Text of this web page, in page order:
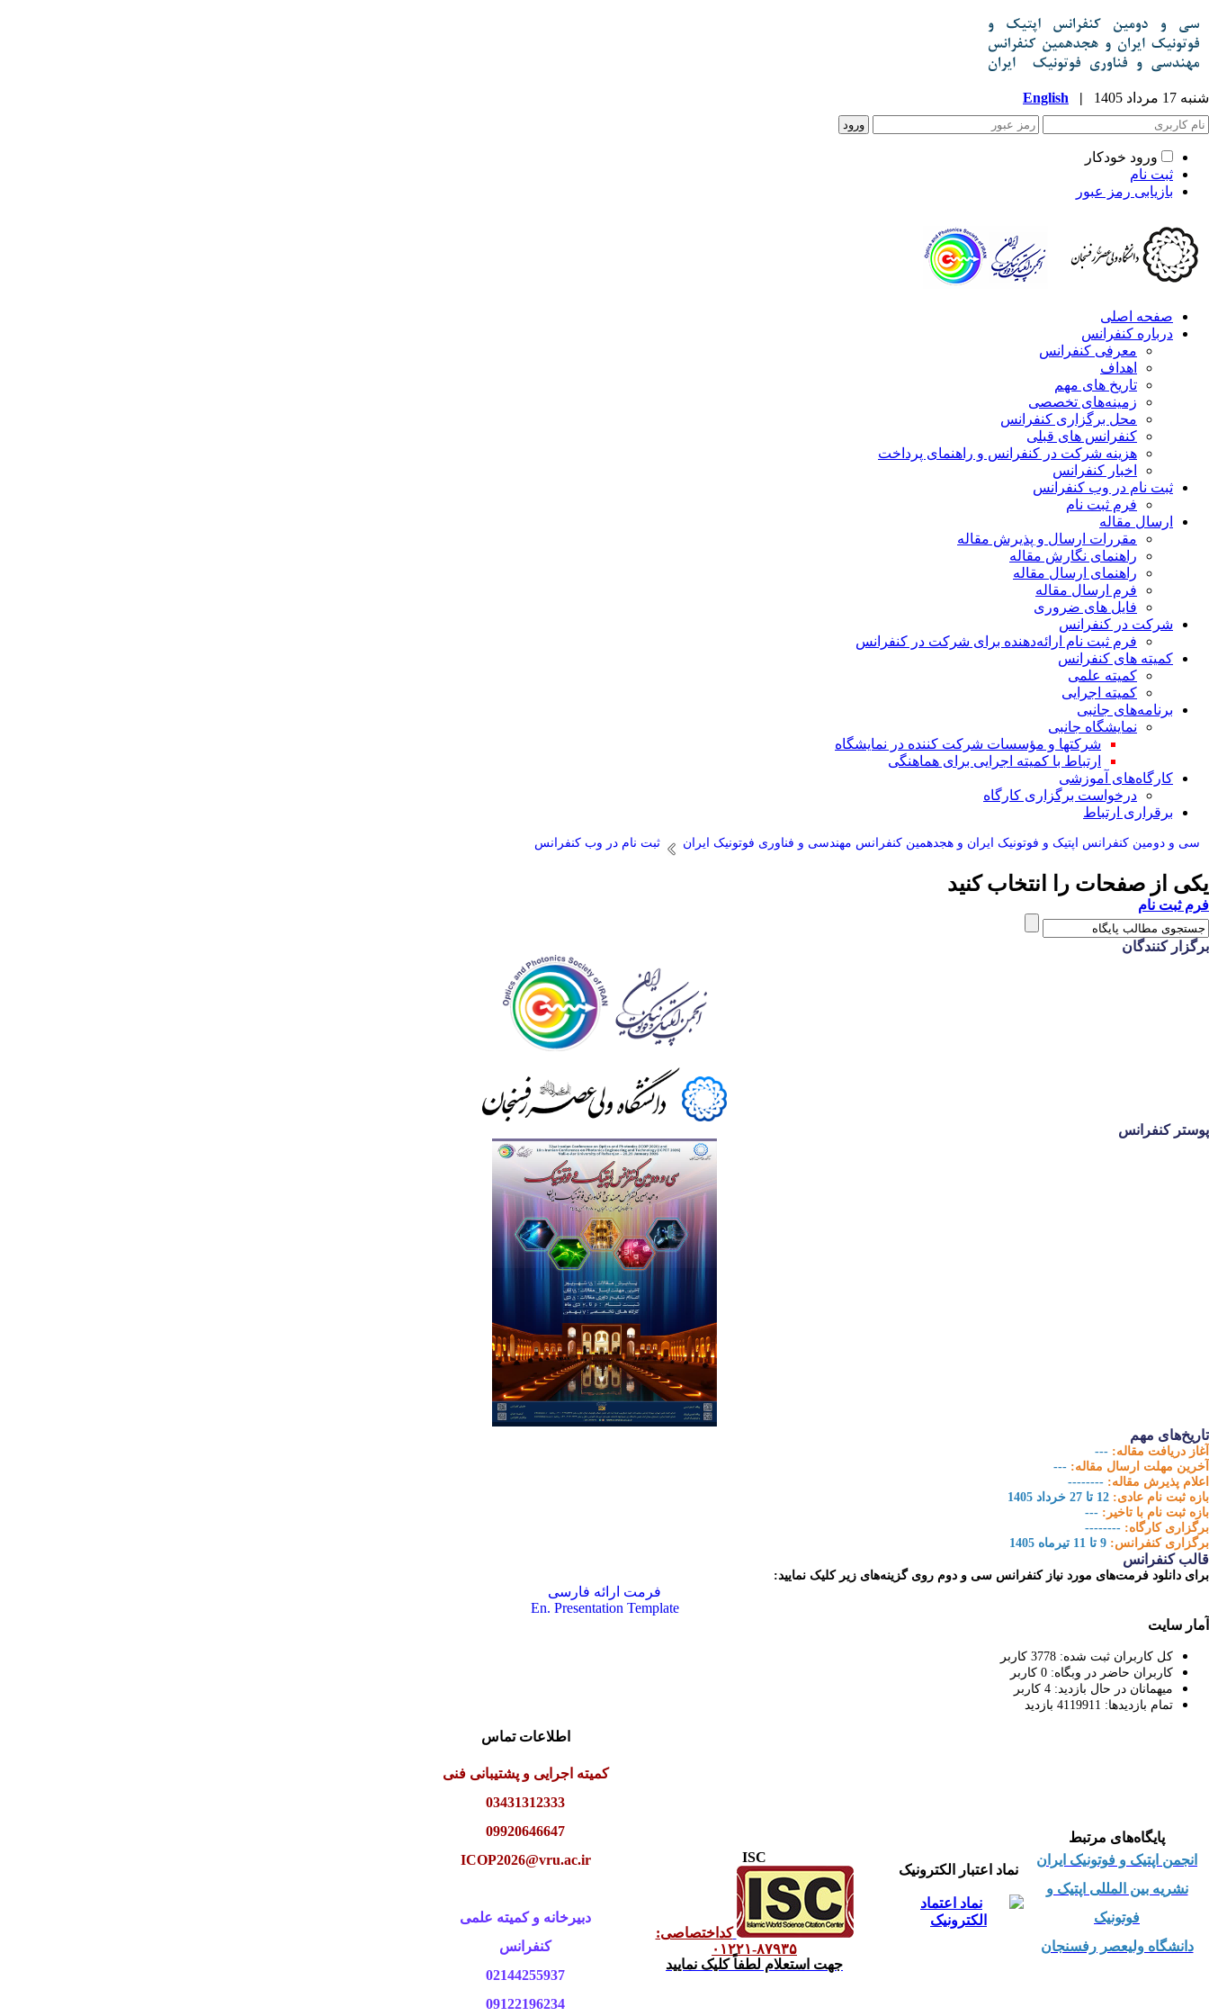
شنبه 17 مرداد 1405 |
English
ورود خودکار
ثبت نام
بازیابی رمز عبور
صفحه اصلی
درباره کنفرانس
معرفی کنفرانس
اهداف
تاریخ های مهم
زمینه‌های تخصصی
محل برگزاری کنفرانس
کنفرانس های قبلی
هزینه‌ شرکت در کنفرانس و راهنمای پرداخت
اخبار کنفرانس
ثبت نام در وب‌ کنفرانس
فرم ثبت نام
ارسال مقاله
مقررات ارسال و پذیرش مقاله
راهنمای نگارش مقاله
راهنمای ارسال مقاله
فرم ارسال مقاله
فایل های ضروری
شرکت در کنفرانس
فرم ثبت نام ارائه‌دهنده برای شرکت در کنفرانس
کمیته های کنفرانس
کمیته علمی
کمیته اجرایی
برنامه‌های جانبی
نمایشگاه جانبی
شرکتها و مؤسسات شرکت کننده در نمایشگاه
ارتباط با کمیته اجرایی برای هماهنگی
کارگاه‌های آموزشی
درخواست برگزاری کارگاه
برقراری ارتباط
سی و دومین کنفرانس اپتيک و فوتونيک ایران و هجدهمين کنفرانس مهندسی و فناوری فوتونيک ايران ثبت نام در وب‌ کنفرانس
یکی از صفحات را انتخاب کنید
فرم ثبت نام
برگزار کنندگان
پوستر کنفرانس
تاریخ‌های مهم
آغاز دریافت مقاله: ---
آخرین مهلت ارسال مقاله: ---
اعلام پذیرش مقاله: --------
بازه‏ ثبت نام عادی: 12 تا 27 خرداد 1405
بازه ثبت نام با تاخیر: ---
برگزاری کارگاه: --------
برگزاری کنفرانس: 9 تا 11 تیرماه 1405
قالب کنفرانس
برای دانلود فرمت‌های مورد نیاز کنفرانس سی و دوم روی گزینه‌های زیر کلیک نمایید:
فرمت ارائه فارسی
En. Presentation Template
آمار سایت
کل کاربران ثبت شده: 3778 کاربر
کاربران حاضر در وبگاه: 0 کاربر
میهمانان در حال بازدید: 4 کاربر
تمام بازدید‌ها: 4119911 بازدید
پایگاه‌های مرتبط
نجمن اپتیک و فوتونیک ایران
نشریه بین المللی اپتیک و
فوتونیک
دانشگاه ولیعصر رفسنجان
نماد اعتبار الکترونیک
ISC
کداختصاصی:
۸۷۹۳۵-۰۱۲۲۱
جهت استعلام لطفاً کلیک نمایید
اطلاعات تماس
کمیته اجرایی و پشتیبانی فنی
03431312333
09920646647
ICOP2026@vru.ac.ir
دبیرخانه و کمیته علمی
کنفرانس
02144255937
09122196234